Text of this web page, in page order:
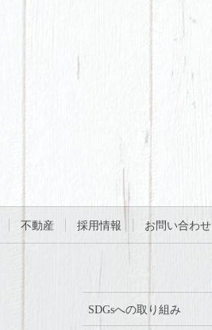
不動産 採用情報 お問い合わせ
SDGsへの取り組み